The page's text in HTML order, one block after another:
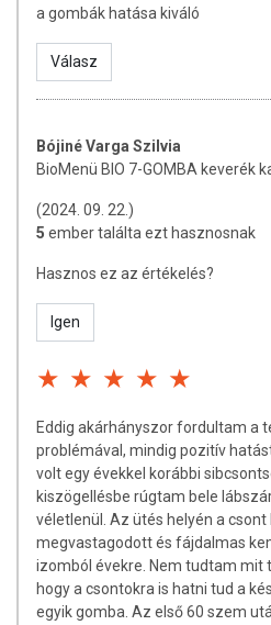
TOVÁBBI TUDNIVALÓK
Minőségét megőrzi:Lásd a
Tárolás:Jól zártan, száraz, hűvös,
elzárva.
Forgalmazó:Caleido IT-Outsource Kft.
a gombák hatása kiváló
Válasz
Bójiné Varga Szilvia
BioMenü BIO 7-GOMBA keverék
(2024. 09. 22.)
5 ember találta ezt hasznosnak
Hasznos ez az értékelés?
Igen
Eddig akárhányszor fordultam a
problémával, mindig pozitív
volt egy évekkel korábbi
kiszögellésbe rúgtam bele
véletlenül. Az ütés helyén a
megvastagodott és fájdalmas
izomból évekre. Nem tudtam mit
hogy a csontokra is hatni tud a
egyik gomba. Az első 60 szem